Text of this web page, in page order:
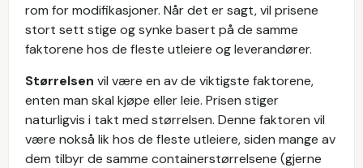
rom for modifikasjoner. Når det er sagt, vil prisene
stort sett stige og synke basert på de samme
faktorene hos de fleste utleiere og leverandører.
Størrelsen vil være en av de viktigste faktorene,
enten man skal kjøpe eller leie. Prisen stiger
naturligvis i takt med størrelsen. Denne faktoren vil
være nokså lik hos de fleste utleiere, siden mange av
dem tilbyr de samme containerstørrelsene (gjerne